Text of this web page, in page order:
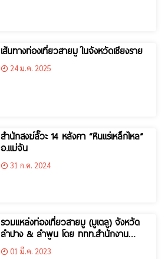
เส้นทางท่องเที่ยวสายมู ในจังหวัดเชียงราย
24 ม.ค. 2025
สำนักสงฆ์ลั๊วะ 14 หลังคา “หินแร่เหล็กไหล”
อ.แม่จัน
31 ก.ค. 2024
รวมแหล่งท่องเที่ยวสายมู (มูเตลู) จังหวัด
ลำปาง & ลำพูน โดย ททท.สำนักงาน
ลำปาง
01 มี.ค. 2023